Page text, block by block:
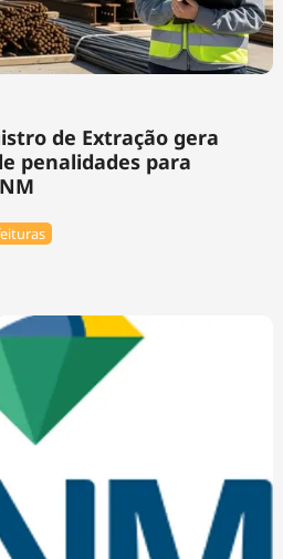
de Extração gera
penalidades para